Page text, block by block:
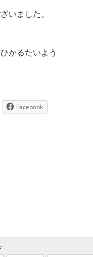
いました。
かるたいよう
Facebook